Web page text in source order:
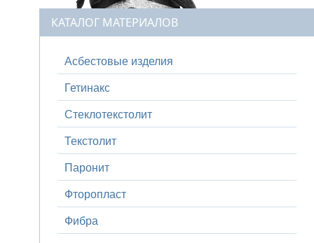
КАТАЛОГ МАТЕРИАЛОВ
Асбестовые изделия
Гетинакс
Стеклотекстолит
Текстолит
Паронит
Фторопласт
Фибра